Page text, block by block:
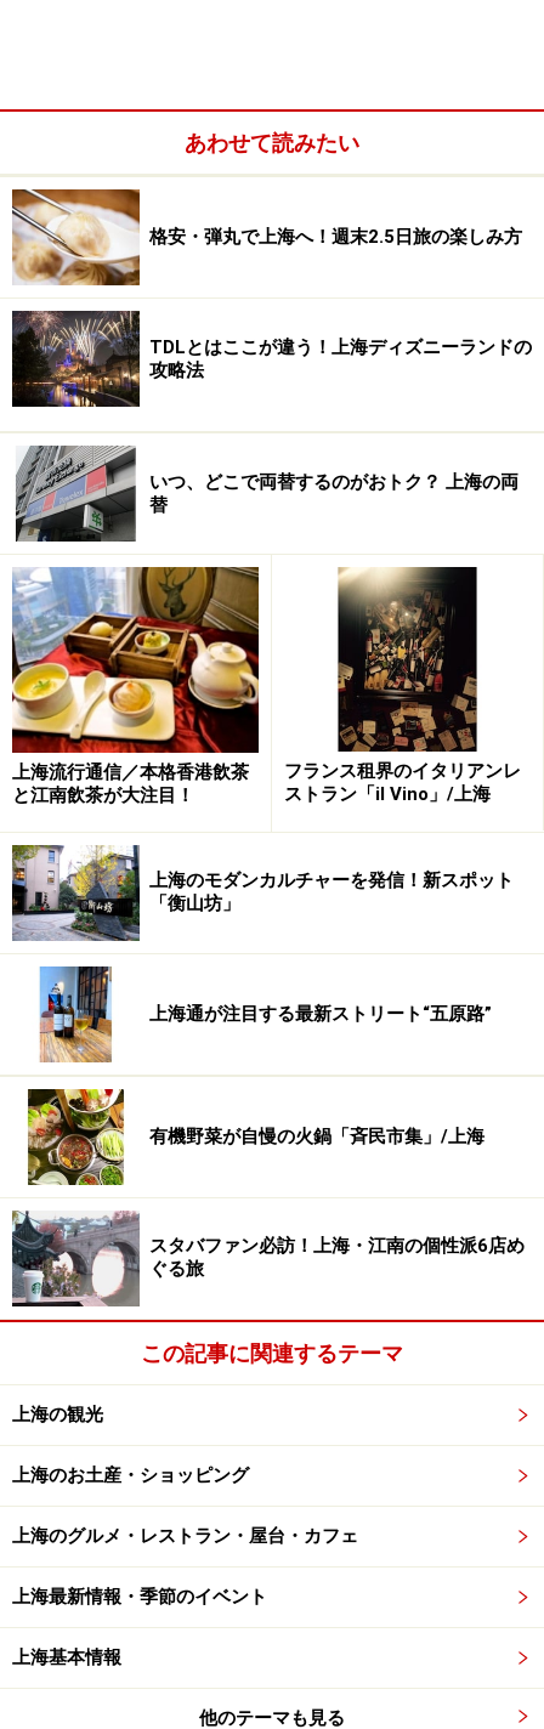
ルなブックストア
洗練された雰囲気のブックストア。早くも上海のデザインや
ファッション、メディア関係者が多く立ち寄るスポットにな
っています。（写真提供／The Mix Place）
目玉はなんといっても3階建てのブックストア
Dr. White
です（表には「Mix Paper」と書かれています）。「方
所」という広州発の有名な書店が手がけています。成都
や重慶でも展開している書店ですが、上海版は方所とい
う名前も出さず、独自のスタイル。上海の著名なカルチ
ャー誌の元クリエイティブディレクターがマネジメント
しているだけあり、本のセレクトから見せ方、イベント
の企画まで、テーマの掘り下げ方が秀逸です。映画にま
つわる書籍を多く揃えていることも特徴。映像やアー
ト、ニューメディア（新媒体）などに関するイベントも
開催し、カルチャーサロンの役割も果たしています。
3階の雑誌フロアには日本の雑誌がずらり。中国の人が日本
の文化に注目していることを実感できます。（写真提供／
The Mix Place）
本は輸入本を多数揃え、国内のものとあわせて3万冊近
くあります。欧米の文学やデザインブックのほか、日本
の雑誌や翻訳書もたくさん！
1階は映画に関係する書籍やCDのほか、カフェも併設。2
ップストアやイベントスペースもあります。3階は国内
外の雑誌を厳選してラインアップ。休刊した雑誌やバッ
ドイツの出版社Gestalten（ゲシュタルテン）のコーナー
ではデザイン文具や雑貨も扱っています。このほか、映
画を上映できるサロンも備えています。
この書店を発端に、上海には間もなく日本の「MUJI
BOOKS」や、2016年には台湾の「誠品書店」（蘇州店は
あわせて読みたい
格安・弾丸で上海へ！週末2.5日旅の楽しみ方
TDLとはここが違う！上海ディズニーランドの
攻略法
いつ、どこで両替するのがおトク？ 上海の両
替
上海流行通信／本格香港飲茶
と江南飲茶が大注目！
フランス租界のイタリアンレ
ストラン「il Vino」/上海
上海のモダンカルチャーを発信！新スポット
「衡山坊」
上海通が注目する最新ストリート“五原路”
有機野菜が自慢の火鍋「斉民市集」/上海
スタバファン必訪！上海・江南の個性派6店め
ぐる旅
この記事に関連するテーマ
上海の観光
上海のお土産・ショッピング
上海のグルメ・レストラン・屋台・カフェ
上海最新情報・季節のイベント
上海基本情報
他のテーマも見る